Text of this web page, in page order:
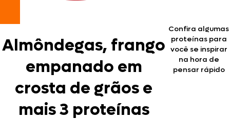
Almôndegas, frango
empanado em
crosta de grãos e
mais 3 proteínas
Confira algumas
proteínas para
você se inspirar
na hora de
pensar rápido